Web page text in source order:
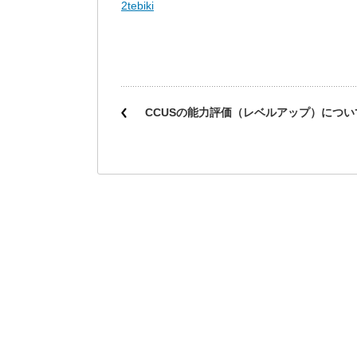
2tebiki
CCUSの能力評価（レベルアップ）につい